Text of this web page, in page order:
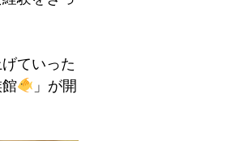
ていった
」が開